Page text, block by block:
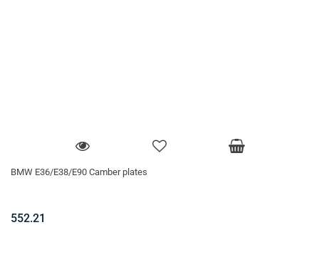
BMW E36/E38/E90 Camber plates
552.21